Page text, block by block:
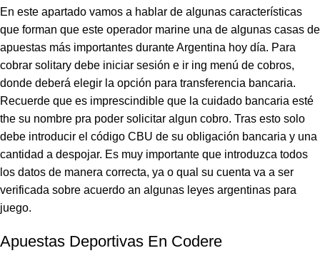
En este apartado vamos a hablar de algunas características
que forman que este operador marine una de algunas casas de
apuestas más importantes durante Argentina hoy día. Para
cobrar solitary debe iniciar sesión e ir ing menú de cobros,
donde deberá elegir la opción para transferencia bancaria.
Recuerde que es imprescindible que la cuidado bancaria esté
the su nombre pra poder solicitar algun cobro. Tras esto solo
debe introducir el código CBU de su obligación bancaria y una
cantidad a despojar. Es muy importante que introduzca todos
los datos de manera correcta, ya o qual su cuenta va a ser
verificada sobre acuerdo an algunas leyes argentinas para
juego.
Apuestas Deportivas En Codere